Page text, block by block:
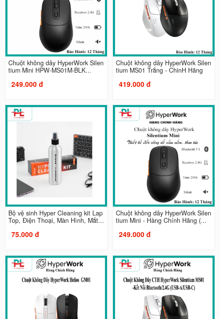
Chuột không dây HyperWork Silen
tium Mini HPW-MS01M-BLK...
249.000 đ
Chuột không dây HyperWork Silen
tium MS01 Trắng - ChinH Hãng
419.000 đ
Bộ vệ sinh Hyper Cleaning kit Lap
Top, Điện Thoại, Màn Hình, Mắt...
75.000 đ
Chuột không dây HyperWork Silen
tium Mini - Hàng Chính Hãng (...
249.000 đ